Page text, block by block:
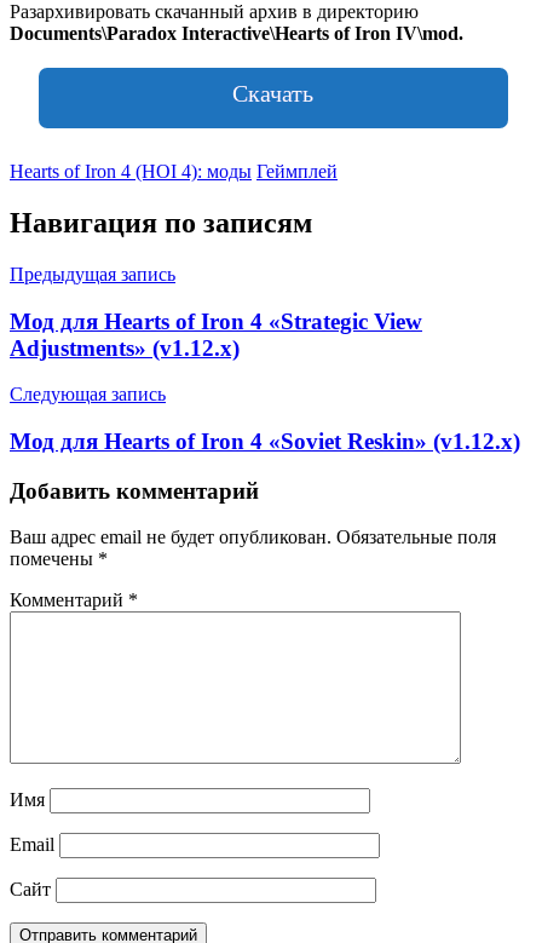
Разархивировать скачанный архив в директорию
Documents\Paradox Interactive\Hearts of Iron IV\mod.
Скачать
Hearts of Iron 4 (HOI 4): моды Геймплей
Навигация по записям
Предыдущая запись
Мод для Hearts of Iron 4 «Strategic View
Adjustments» (v1.12.x)
Следующая запись
Мод для Hearts of Iron 4 «Soviet Reskin» (v1.12.x)
Добавить комментарий
Ваш адрес email не будет опубликован. Обязательные поля
помечены *
Комментарий *
Имя
Email
Сайт